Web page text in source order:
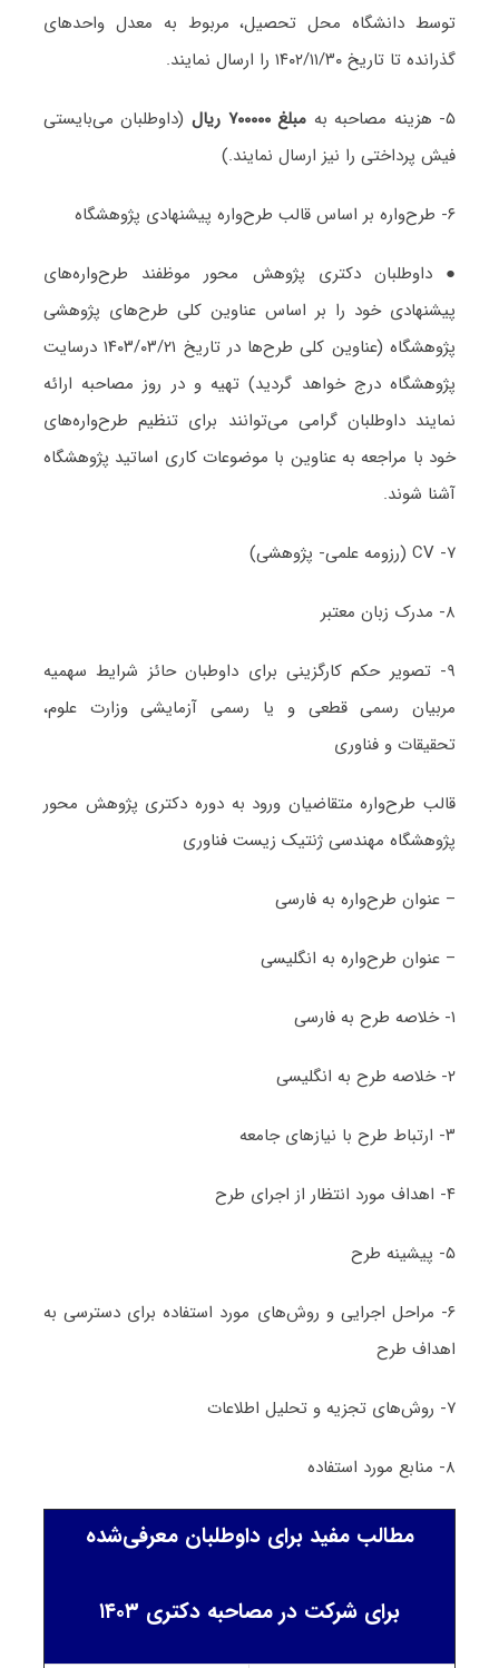
توسط دانشگاه محل تحصیل، مربوط به معدل واحدهای
گذرانده تا تاریخ ۱۴۰۲/۱۱/۳۰ را ارسال نمایند.
۵- هزینه مصاحبه به مبلغ ۷۰۰۰۰۰ ریال
(داوطلبان می‌بایستی
فیش پرداختی را نیز ارسال نمایند.)
۶- طرح‌واره بر اساس قالب طرح‌واره پیشنهادی پژوهشگاه
● داوطلبان دکتری پژوهش محور موظفند طرح‌واره‌های
پیشنهادی خود را بر اساس عناوین کلی طرح‌های پژوهشی
پژوهشگاه (عناوین کلی طرح‌ها در تاریخ ۱۴۰۳/۰۳/۲۱ درسایت
پژوهشگاه درج خواهد گردید) تهیه و در روز مصاحبه ارائه
نمایند داوطلبان گرامی می‌توانند برای تنظیم طرح‌واره‌های
خود با مراجعه به عناوین با موضوعات کاری اساتید پژوهشگاه
آشنا شوند.
۷- CV (رزومه علمی- پژوهشی)
۸- مدرک زبان معتبر
۹- تصویر حکم کارگزینی برای داوطبان حائز شرایط سهمیه
مربیان رسمی قطعی و یا رسمی آزمایشی وزارت علوم،
تحقیقات و فناوری
قالب طرح‌واره متقاضیان ورود به دوره دکتری پژوهش محور
پژوهشگاه مهندسی ژنتیک زیست فناوری
– عنوان طرح‌واره به فارسی
– عنوان طرح‌واره به انگلیسی
۱- خلاصه طرح به فارسی
۲- خلاصه طرح به انگلیسی
۳- ارتباط طرح با نیازهای جامعه
۴- اهداف مورد انتظار از اجرای طرح
۵- پیشینه طرح
۶- مراحل اجرایی و روش‌های مورد استفاده برای دسترسی به
اهداف طرح
۷- روش‌های تجزیه و تحلیل اطلاعات
۸- منابع مورد استفاده
مطالب مفید برای داوطلبان معرفی‌شده
برای شرکت در مصاحبه دکتری ۱۴۰۳